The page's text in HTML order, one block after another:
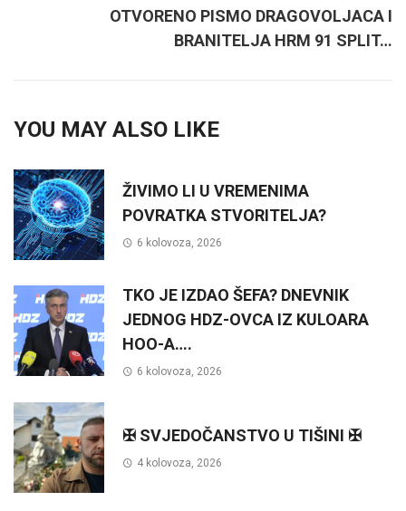
OTVORENO PISMO DRAGOVOLJACA I
BRANITELJA HRM 91 SPLIT…
YOU MAY ALSO LIKE
ŽIVIMO LI U VREMENIMA
POVRATKA STVORITELJA?
6 kolovoza, 2026
TKO JE IZDAO ŠEFA? DNEVNIK
JEDNOG HDZ-OVCA IZ KULOARA
HOO-A….
6 kolovoza, 2026
✠ SVJEDOČANSTVO U TIŠINI ✠
4 kolovoza, 2026